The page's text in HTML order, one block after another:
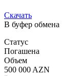
Скачать
В буфер обмена
Статус
Погашена
Объем
500 000 AZN